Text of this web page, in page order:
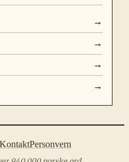
→
→
→
→
Personvern